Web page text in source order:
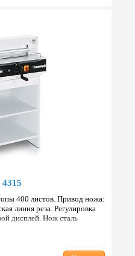
400 листов. Привод ножа:
линия реза. Регулировка
дисплей. Нож сталь